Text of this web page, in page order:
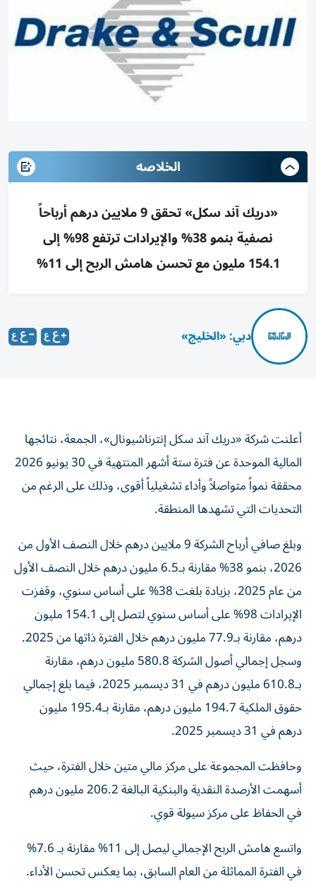
الخلاصه
«دريك آند سكل» تحقق 9 ملايين درهم أرباحاً
نصفية بنمو 38% والإيرادات ترتفع 98% إلى
154.1 مليون مع تحسن هامش الربح إلى 11%
دبي: «الخليج»
أعلنت شركة «دريك آند سكل إنترناشيونال»، الجمعة، نتائجها
المالية الموحدة عن فترة ستة أشهر المنتهية في 30 يونيو 2026
محققة نمواً متواصلاً وأداء تشغيلياً أقوى، وذلك على الرغم من
التحديات التي تشهدها المنطقة.
وبلغ صافي أرباح الشركة 9 ملايين درهم خلال النصف الأول من
2026، بنمو 38% مقارنة بـ6.5 مليون درهم خلال النصف الأول
من عام 2025، بزيادة بلغت 38% على أساس سنوي، وقفزت
الإيرادات 98% على أساس سنوي لتصل إلى 154.1 مليون
درهم، مقارنة بـ77.9 مليون درهم خلال الفترة ذاتها من 2025.
وسجل إجمالي أصول الشركة 580.8 مليون درهم، مقارنة
بـ610.8 مليون درهم في 31 ديسمبر 2025، فيما بلغ إجمالي
حقوق الملكية 194.7 مليون درهم، مقارنة بـ195.4 مليون
درهم في 31 ديسمبر 2025.
وحافظت المجموعة على مركز مالي متين خلال الفترة، حيث
أسهمت الأرصدة النقدية والبنكية البالغة 206.2 مليون درهم
في الحفاظ على مركز سيولة قوي.
واتسع هامش الربح الإجمالي ليصل إلى 11% مقارنة بـ 7.6%
في الفترة المماثلة من العام السابق، بما يعكس تحسن الأداء.